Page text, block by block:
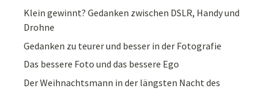
Klein gewinnt? Gedanken zwischen DSLR, Handy und
Drohne
Gedanken zu teurer und besser in der Fotografie
Das bessere Foto und das bessere Ego
Der Weihnachtsmann in der längsten Nacht des